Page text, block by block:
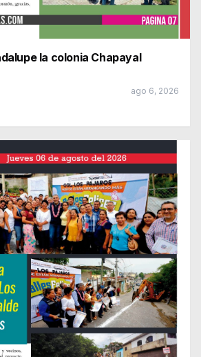
la colonia Chapayal
ago 6, 2026